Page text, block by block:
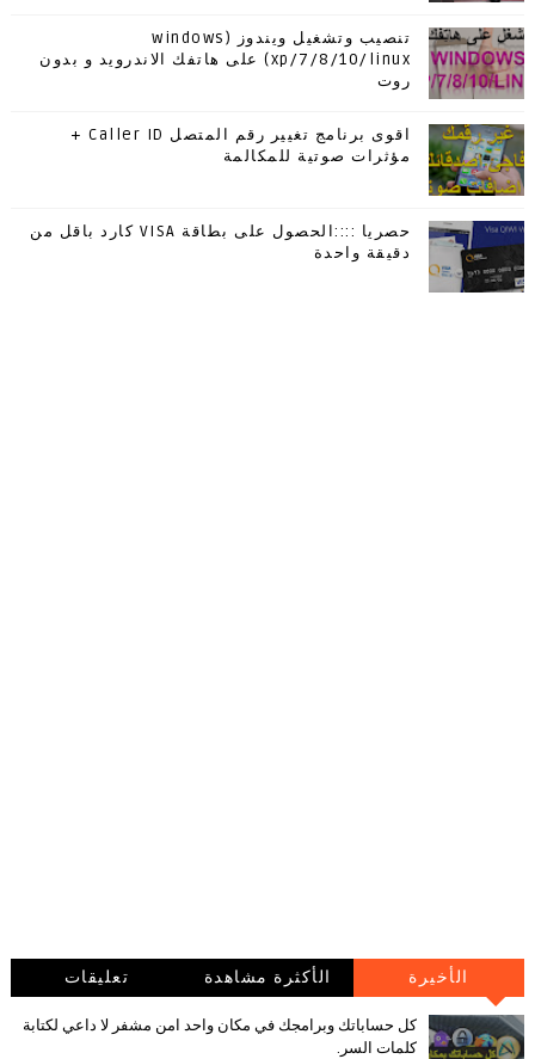
تنصيب وتشغيل ويندوز (windows
xp/7/8/10/linux) على هاتفك الاندرويد و بدون
روت
اقوى برنامج تغيير رقم المتصل Caller ID +
مؤثرات صوتية للمكالمة
حصريا ::::الحصول على بطاقة VISA كارد باقل من
دقيقة واحدة
الأخيرة الأكثرة مشاهدة تعليقات
كل حساباتك وبرامجك في مكان واحد امن مشفر لا داعي لكتابة
كلمات السر.